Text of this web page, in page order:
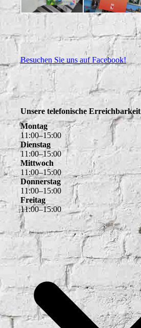
Besuchen Sie uns auf Facebook!
Unsere telefonische Erreichbarkeit
Montag
11 :00–15:00
Dienstag
11 :00–15:00
Mittwoch
11 :00–15:00
Donnerstag
11:00–15:00
Freitag
11:00–15:00